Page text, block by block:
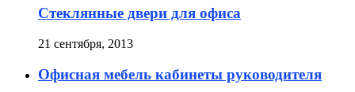
Стеклянные двери для офиса
21 сентября, 2013
Офисная мебель кабинеты руководителя